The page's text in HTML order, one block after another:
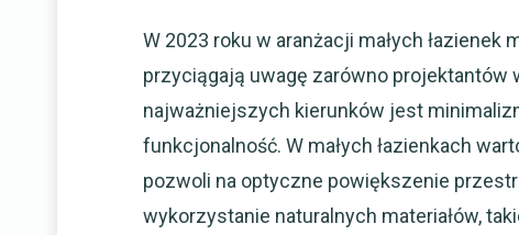
W 2023 roku w aranżacji małych
przyciągają uwagę zarówno projektantów
najważniejszych kierunków jest
funkcjonalność. W małych łazienkach
pozwoli na optyczne powiększenie
wykorzystanie naturalnych materiałów,